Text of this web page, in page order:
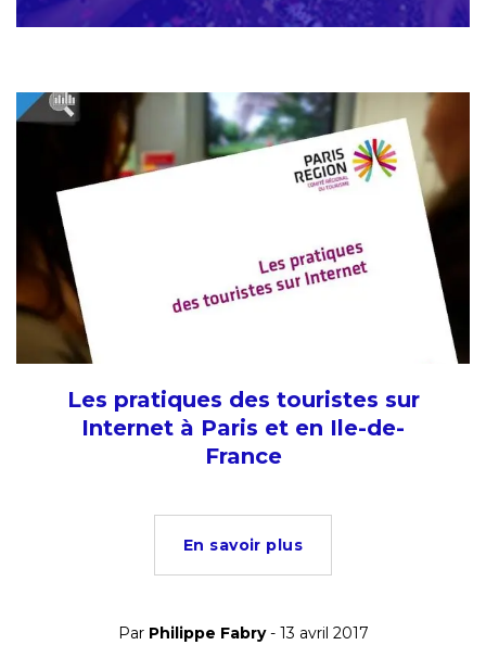
Les pratiques des touristes sur
Internet à Paris et en Ile-de-
France
En savoir plus
Par Philippe Fabry- 13 avril 2017